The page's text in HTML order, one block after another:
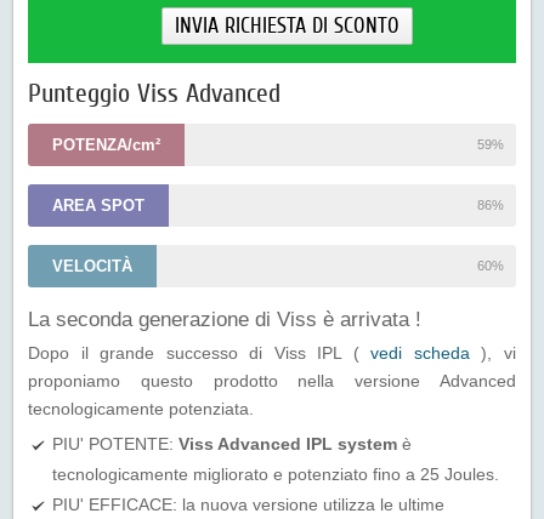
INVIA RICHIESTA DI SCONTO
Punteggio Viss Advanced
POTENZA/cm² 59%
AREA SPOT 86%
VELOCITÀ 60%
La seconda generazione di Viss è arrivata !
Dopo il grande successo di Viss IPL (vedi scheda ), vi
proponiamo questo prodotto nella versione Advanced
tecnologicamente potenziata.
PIU' POTENTE: Viss Advanced IPL system è
tecnologicamente migliorato e potenziato fino a 25 Joules.
PIU' EFFICACE: la nuova versione utilizza le ultime